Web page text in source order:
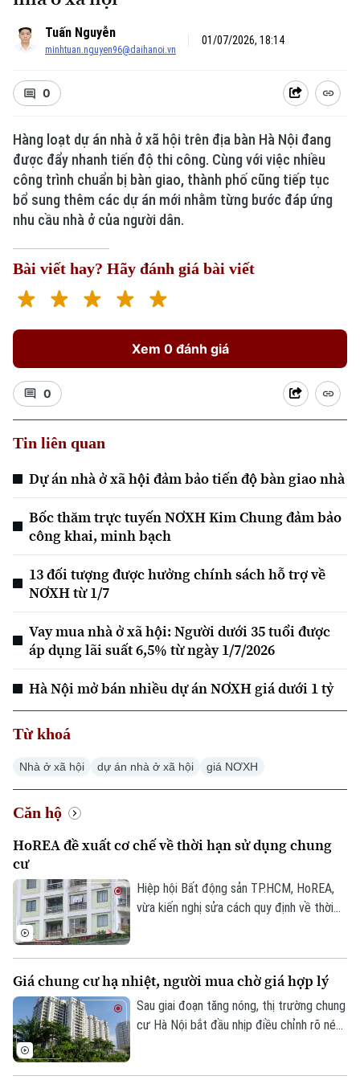
Tuấn Nguyễn
minhtuan.nguyen96@daihanoi.vn
01/07/2026, 18:14
0
Hàng loạt dự án nhà ở xã hội trên địa bàn Hà Nội đang
được đẩy nhanh tiến độ thi công. Cùng với việc nhiều
công trình chuẩn bị bàn giao, thành phố cũng tiếp tục
bổ sung thêm các dự án mới nhằm từng bước đáp ứng
nhu cầu nhà ở của người dân.
Bài viết hay? Hãy đánh giá bài viết
Xem 0 đánh giá
0
Tin liên quan
Dự án nhà ở xã hội đảm bảo tiến độ bàn giao nhà
Bốc thăm trực tuyến NƠXH Kim Chung đảm bảo
công khai, minh bạch
13 đối tượng được hưởng chính sách hỗ trợ về
NƠXH từ 1/7
Vay mua nhà ở xã hội: Người dưới 35 tuổi được
áp dụng lãi suất 6,5% từ ngày 1/7/2026
Hà Nội mở bán nhiều dự án NƠXH giá dưới 1 tỷ
Từ khoá
Nhà ở xã hội dự án nhà ở xã hội giá NƠXH
Căn hộ
HoREA đề xuất cơ chế về thời hạn sử dụng chung
cư
Hiệp hội Bất động sản TP.HCM, HoREA,
vừa kiến nghị sửa cách quy định về thời
HoREA đề xuất quy định theo hướng “thời
hạn sử dụng nhà chung cư theo niên hạn
xây dựng công trình”, nhằm tránh cách
Giá chung cư hạ nhiệt, người mua chờ giá hợp lý
Sau giai đoạn tăng nóng, thị trường chung
cư Hà Nội bắt đầu nhịp điều chỉnh rõ nét.